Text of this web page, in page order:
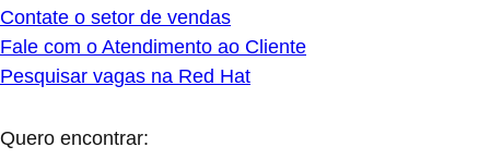
Contate o setor de vendas
Fale com o Atendimento ao Cliente
Pesquisar vagas na Red Hat
Quero encontrar: